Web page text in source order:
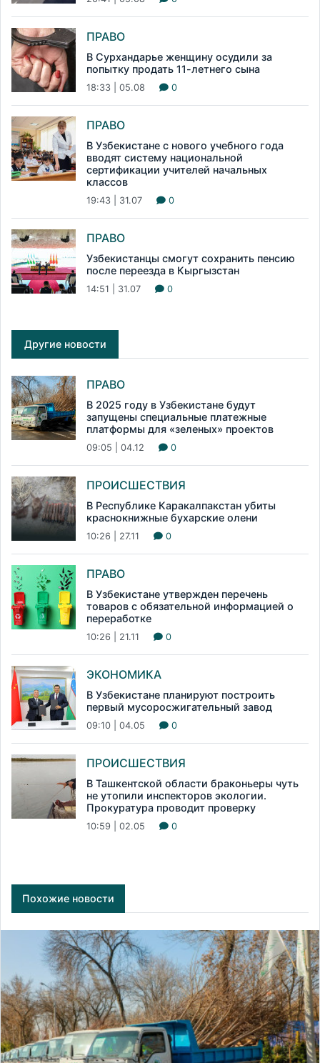
ПРАВО
В Сурхандарье женщину осудили за
попытку продать 11-летнего сына
18:33 | 05.08 0
ПРАВО
В Узбекистане с нового учебного года
вводят систему национальной
сертификации учителей начальных
классов
19:43 | 31.07 0
ПРАВО
Узбекистанцы смогут сохранить пенсию
после переезда в Кыргызстан
14:51 | 31.07 0
Другие новости
ПРАВО
В 2025 году в Узбекистане будут
запущены специальные платежные
платформы для «зеленых» проектов
09:05 | 04.12 0
ПРОИСШЕСТВИЯ
В Республике Каракалпакстан убиты
краснокнижные бухарские олени
10:26 | 27.11 0
ПРАВО
В Узбекистане утвержден перечень
товаров с обязательной информацией о
переработке
10:26 | 21.11 0
ЭКОНОМИКА
В Узбекистане планируют построить
первый мусоросжигательный завод
09:10 | 04.05 0
ПРОИСШЕСТВИЯ
В Ташкентской области браконьеры чуть
не утопили инспекторов экологии.
Прокуратура проводит проверку
10:59 | 02.05 0
Похожие новости